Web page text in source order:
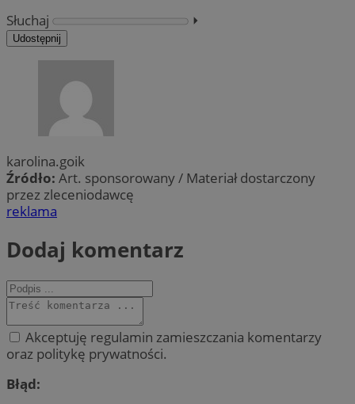
Słuchaj
⏵︎
Udostępnij
karolina.goik
Źródło: Art. sponsorowany / Materiał dostarczony
przez zleceniodawcę
reklama
Dodaj komentarz
Akceptuję regulamin zamieszczania komentarzy
oraz politykę prywatności.
Błąd: